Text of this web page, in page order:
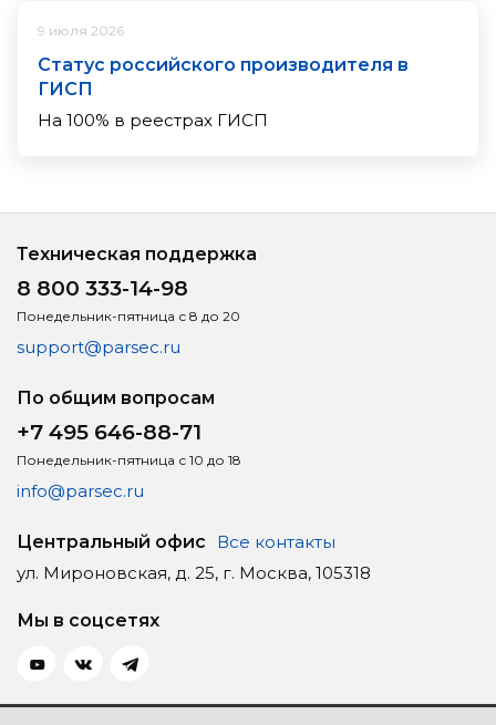
9 июля 2026
Статус российского производителя в
ГИСП
На 100% в реестрах ГИСП
Техническая поддержка
8 800 333-14-98
Понедельник-пятница с 8 до 20
support@parsec.ru
По общим вопросам
+7 495 646-88-71
Понедельник-пятница с 10 до 18
info@parsec.ru
Центральный офис
Все контакты
ул. Мироновская, д. 25, г. Москва, 105318
Мы в соцсетях